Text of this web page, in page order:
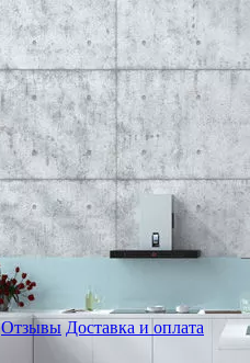
Отзывы Доставка и оплата